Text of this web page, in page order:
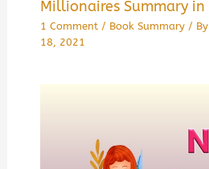
Millionaires Summary in
1 Comment / Book Summary/ By
18, 2021